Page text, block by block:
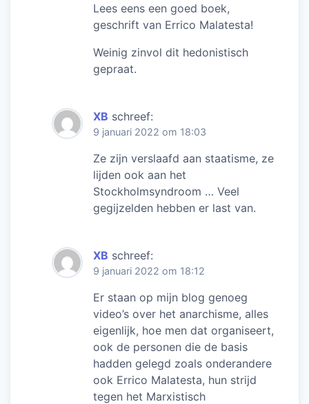
Lees eens een goed boek,
geschrift van Errico Malatesta!
Weinig zinvol dit hedonistisch
gepraat.
XB schreef:
9 januari 2022 om 18:03
Ze zijn verslaafd aan staatisme, ze
lijden ook aan het
Stockholmsyndroom … Veel
gegijzelden hebben er last van.
XB schreef:
9 januari 2022 om 18:12
Er staan op mijn blog genoeg
video’s over het anarchisme, alles
eigenlijk, hoe men dat organiseert,
ook de personen die de basis
hadden gelegd zoals onderandere
ook Errico Malatesta, hun strijd
tegen het Marxistisch